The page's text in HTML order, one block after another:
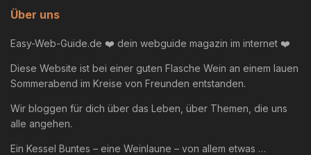
Über uns
Easy-Web-Guide.de ❤️ dein webguide magazin im internet ❤️
Diese Website ist bei einer guten Flasche Wein an einem lauen
Sommerabend im Kreise von Freunden entstanden.
Wir bloggen für dich über das Leben, über Themen, die uns
alle angehen.
Ein Kessel Buntes – eine Weinlaune – von allem etwas …